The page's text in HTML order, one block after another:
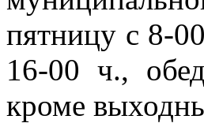
пятницу с 8-
16-00 ч.,
кроме